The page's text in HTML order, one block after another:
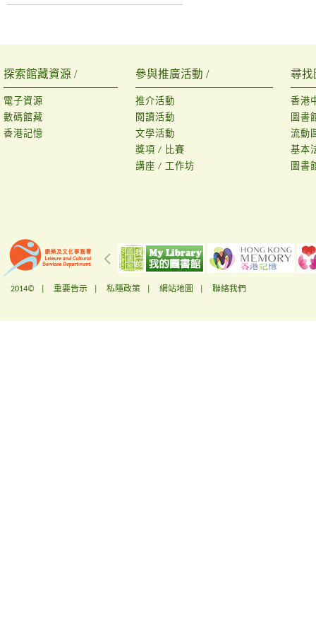
探索館藏資源 /
電子資源
數碼館藏
香港記憶
參與推廣活動 /
推介活動
閱讀活動
文學活動
獎項 / 比賽
講座 / 工作坊
尋找
香港
圖書
流動
基本
圖書
2014© | 重要告示 私隱政策 網站地圖 聯絡我們